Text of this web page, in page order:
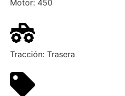
Motor: 450
Tracción: Trasera